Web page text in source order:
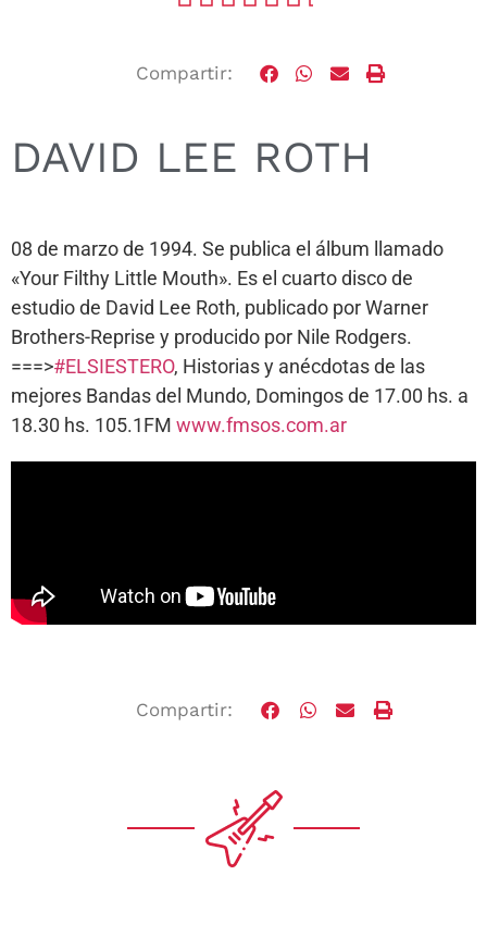
Compartir:
DAVID LEE ROTH
08 de marzo de 1994. Se publica el álbum llamado
«Your Filthy Little Mouth». Es el cuarto disco de
estudio de David Lee Roth, publicado por Warner
Brothers-Reprise y producido por Nile Rodgers.
===>#ELSIESTERO, Historias y anécdotas de las
mejores Bandas del Mundo, Domingos de 17.00 hs. a
18.30 hs. 105.1FM www.fmsos.com.ar
Compartir: